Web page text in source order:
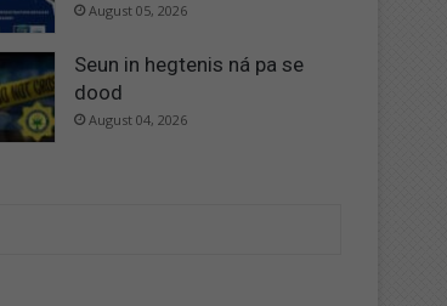
August 05, 2026
Seun in hegtenis ná pa se
dood
August 04, 2026